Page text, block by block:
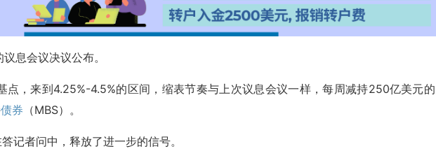
息会议决议公布。
点，来到4.25%-4.5%的区间，缩表节奏与上次议息会议一样，每周减持250亿美元的
债券 （MBS）。
记者问中，释放了进一步的信号。